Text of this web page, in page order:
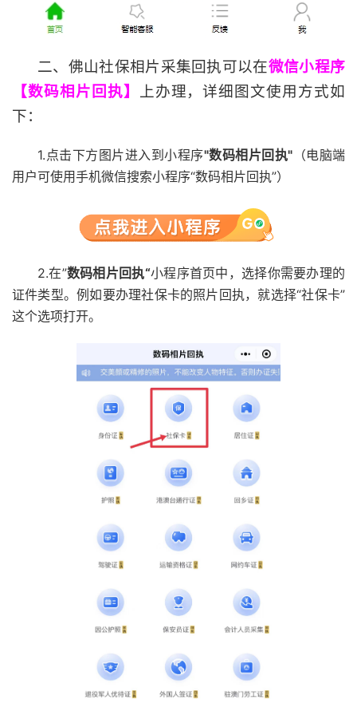
二、佛山社保相片采集回执可以在微信小程序
【数码相片回执】 上办理，详细图文使用方式如
下：
1.点击下方图片进入到小程序"数码相片回执" （电脑端
用户可使用手机微信搜索小程序“数码相片回执”）
2.在”数码相片回执“小程序首页中，选择你需要办理的
证件类型。例如要办理社保卡的照片回执，就选择“社保卡”
这个选项打开。